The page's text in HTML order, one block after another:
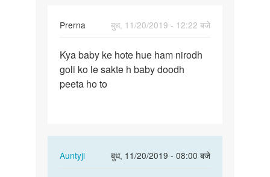
Prerna
बुध, 11/20/2019 - 12:22 बजे
Kya
baby
ke
Kya baby ke hote hue ham nirodh
goli ko le sakte h baby doodh
peeta ho to
Auntyji
बुध, 11/20/2019 - 08:00 बजे
In